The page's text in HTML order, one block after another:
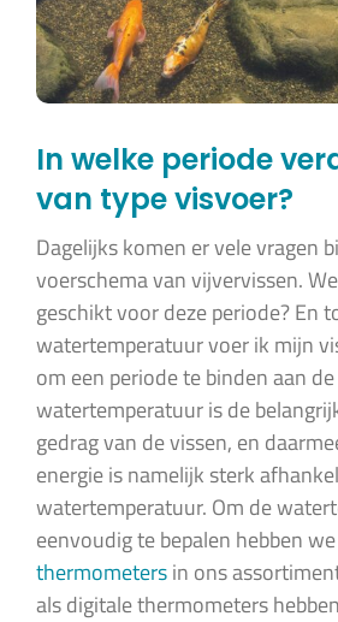
In welke periode
van type visvoer?
Dagelijks komen er vele vragen
voerschema van vijvervissen.
geschikt voor deze periode? En
watertemperatuur voer ik mijn
om een periode te binden aan
watertemperatuur is de
gedrag van de vissen, en
energie is namelijk sterk
watertemperatuur. Om de
eenvoudig te bepalen hebben
thermometersin ons
als digitale thermometers